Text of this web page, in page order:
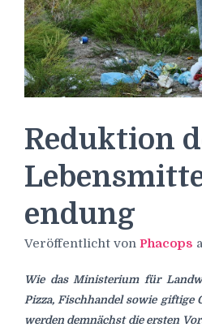
Reduktion
endung
Veröffentlicht von Phacops
Wie das Ministerium für
Pizza, Fischhandel sowie giftige
werden demnächst die ersten